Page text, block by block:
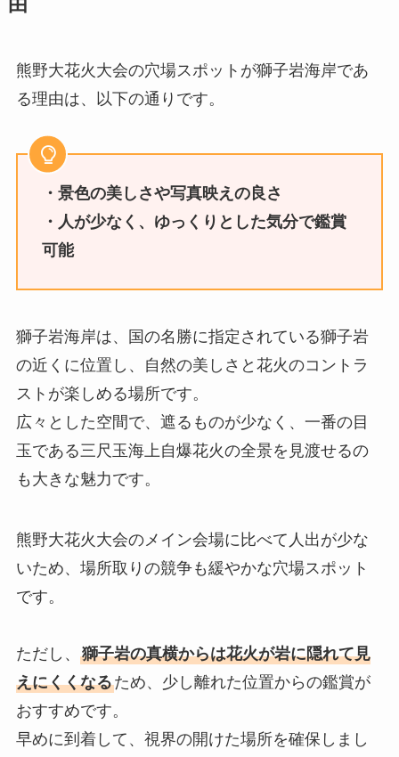
由
熊野大花火大会の穴場スポットが獅子岩海岸であ
る理由は、以下の通りです。
・景色の美しさや写真映えの良さ
・人が少なく、ゆっくりとした気分で鑑賞
可能
獅子岩海岸は、国の名勝に指定されている獅子岩
の近くに位置し、自然の美しさと花火のコントラ
ストが楽しめる場所です。
広々とした空間で、遮るものが少なく、一番の目
玉である三尺玉海上自爆花火の全景を見渡せるの
も大きな魅力です。
熊野大花火大会のメイン会場に比べて人出が少な
いため、場所取りの競争も緩やかな穴場スポット
です。
ただし、 獅子岩の真横からは花火が岩に隠れて見
えにくくなるため、少し離れた位置からの鑑賞が
おすすめです。
早めに到着して、視界の開けた場所を確保しまし